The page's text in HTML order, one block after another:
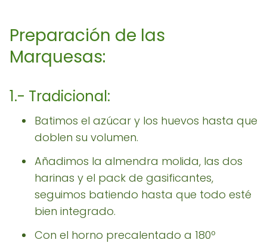
Preparación de las
Marquesas:
1.- Tradicional:
Batimos el azúcar y los huevos hasta que
doblen su volumen.
Añadimos la almendra molida, las dos
harinas y el pack de gasificantes,
seguimos batiendo hasta que todo esté
bien integrado.
Con el horno precalentado a 180º